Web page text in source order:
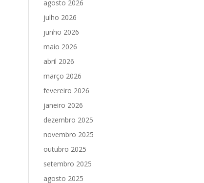
agosto 2026
julho 2026
junho 2026
maio 2026
abril 2026
março 2026
fevereiro 2026
janeiro 2026
dezembro 2025
novembro 2025
outubro 2025
setembro 2025
agosto 2025